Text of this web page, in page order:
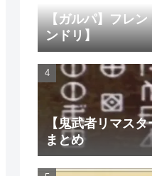
【ガルパ】フレ
ンドリ】
【鬼武者リマス
まとめ